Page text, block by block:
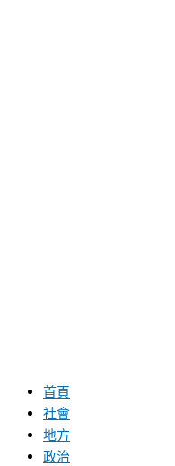
首頁
社會
地方
政治